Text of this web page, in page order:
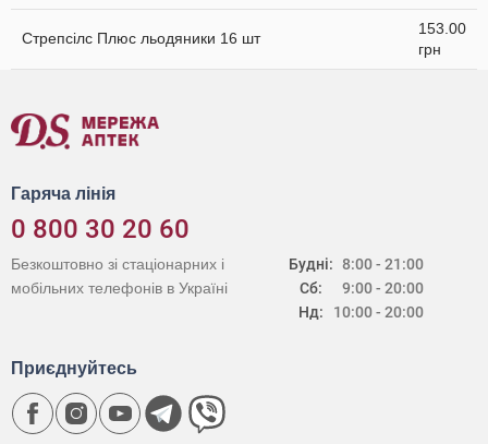
Стрепсілс Плюс льодяники 16 шт
153.00
грн
Гаряча лінія
0 800 30 20 60
Будні:
Сб:
Нд:
8:00 - 21:00
9:00 - 20:00
10:00 - 20:00
Безкоштовно зі стаціонарних і
мобільних телефонів в Україні
Приєднуйтесь